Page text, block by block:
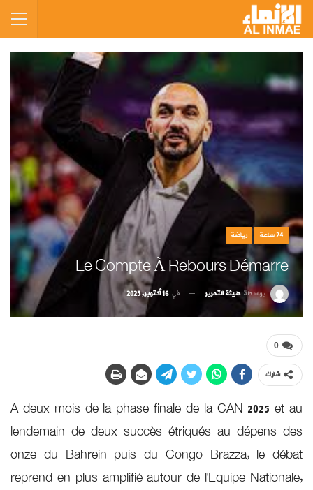
24 ساعة رياضة
Le Compte À Rebours Démarre
بواسطة هيئة التحرير في 16 أكتوبر, 2025
0
شارك
A deux mois de la phase finale de la CAN 2025 et au
lendemain de deux succès étriqués au dépens des
onze du Bahrein puis du Congo Brazza, le débat
reprend en plus amplifié autour de l’Equipe Nationale,